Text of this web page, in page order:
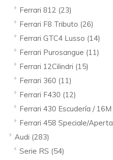
Ferrari 812 (23)
Ferrari F8 Tributo (26)
Ferrari GTC4 Lusso (14)
Ferrari Purosangue (11)
Ferrari 12Cilindri (15)
Ferrari 360 (11)
Ferrari F430 (12)
Ferrari 430 Escudería / 16M
Ferrari 458 Speciale/Aperta
Audi (283)
Serie RS (54)